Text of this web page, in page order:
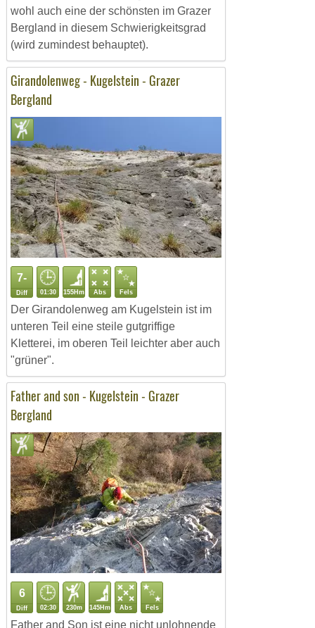
wohl auch eine der schönsten im Grazer
Bergland in diesem Schwierigkeitsgrad
(wird zumindest behauptet).
Girandolenweg - Kugelstein - Grazer
Bergland
7-
Diff 01:30 155Hm Abs Fels
Der Girandolenweg am Kugelstein ist im
unteren Teil eine steile gutgriffige
Kletterei, im oberen Teil leichter aber auch
"grüner".
Father and son - Kugelstein - Grazer
Bergland
6
Diff 02:30 230m 145Hm Abs Fels
Father and Son ist eine nicht unlohnende